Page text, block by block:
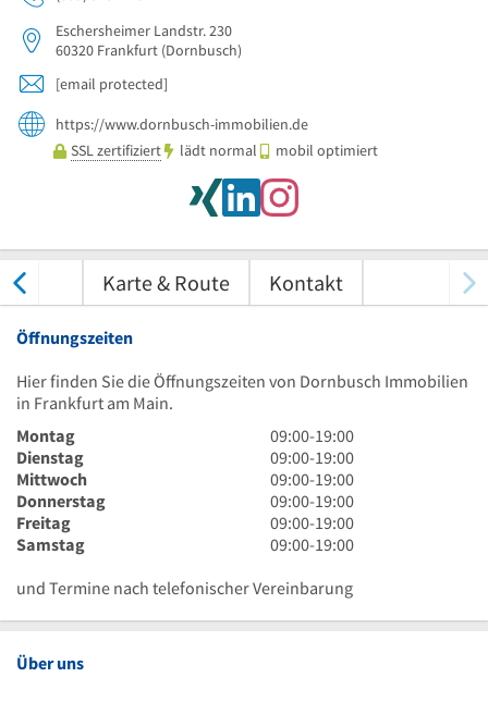
Eschersheimer Landstr. 230
60320 Frankfurt (Dornbusch)
[email protected]
https://www.dornbusch-immobilien.de
SSL zertifiziert
lädt normal mobil optimiert
Karte & Route Kontakt
Öffnungszeiten
Hier finden Sie die Öffnungszeiten von Dornbusch Immobilien
in Frankfurt am Main.
Montag
9
Uhr
bis
19
Uhr
09:00-19:00
Dienstag
9
Uhr
bis
19
Uhr
09:00-19:00
Mittwoch
9
Uhr
bis
19
09:00-19:00
Donnerstag
9
Uhr
bis
Uhr
09:00-19:00
Freitag
9
Uhr
19
09:00-19:00
Samstag
9
bis
Uhr
09:00-19:00
und Termine nach telefonischer Vereinbarung
Über uns